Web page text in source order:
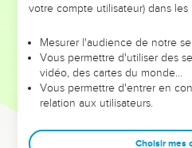
leur foi ou leur vision. Mais on
et les saisons difficiles qu'ils ont
sont elles qui les
Dans cette conférence, leaders,
clés pour avancer avec plus de
votre compte utilisateur) dans les
Mesurer l'audience de notre
Vous permettre d'utiliser des
vidéo, des cartes du monde…
Vous permettre d'entrer en
relation aux utilisateurs.
Choisir mes